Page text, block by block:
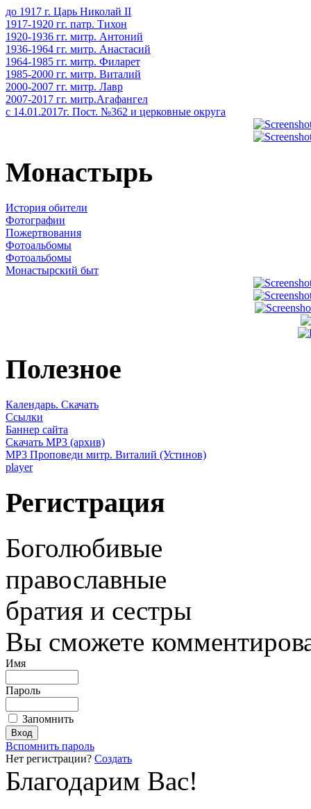
до 1917 г. Царь Николай II
1917-1920 гг. патр. Тихон
1920-1936 гг. митр. Антоний
1936-1964 гг. митр. Анастасий
1964-1985 гг. митр. Филарет
1985-2000 гг. митр. Виталий
2000-2007 гг. митр. Лавр
2007-2017 гг. митр.Агафангел
с 14.01.2017г. Пост. №362 и церковные округа
Монастырь
История обители
Фотографии
Пожертвования
Фотоальбомы
Фотоальбомы
Монастырский быт
Полезное
Календарь. Скачать
Ссылки
Баннер сайта
Скачать MP3 (архив)
MP3 Проповеди митр. Виталий (Устинов)
player
Регистрация
Боголюбивые
православные
братия и сестры
Вы сможете
Имя
Пароль
Запомнить
Вспомнить пароль
Нет регистрации? Создать
Благодарим Вас!